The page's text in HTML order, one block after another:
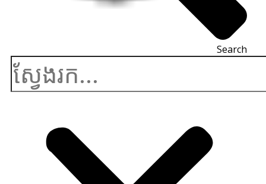
Search